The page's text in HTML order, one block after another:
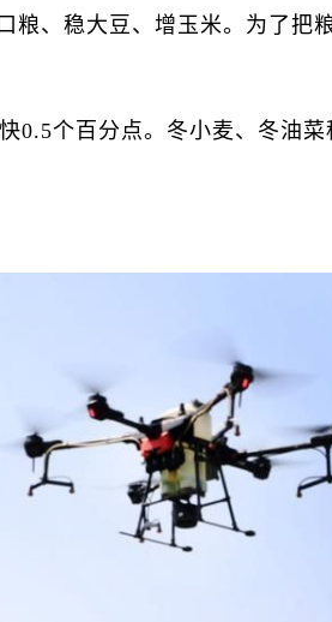
、稳大豆、增玉米。为了把
个百分点。冬小麦、冬油菜